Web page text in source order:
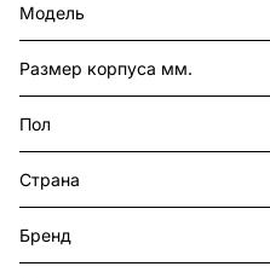
Модель
Размер корпуса мм.
Пол
Страна
Бренд